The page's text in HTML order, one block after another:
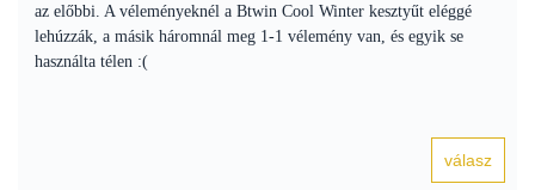
az előbbi. A véleményeknél a Btwin Cool Winter kesztyűt eléggé
lehúzzák, a másik háromnál meg 1-1 vélemény van, és egyik se
használta télen :(